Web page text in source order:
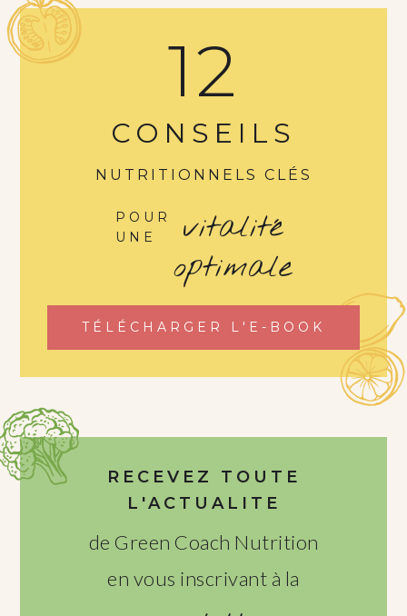
12
CONSEILS
NUTRITIONNELS CLÉS
POUR
UNE
vitalité
optimale
TÉLÉCHARGER L'E-BOOK
RECEVEZ TOUTE
L'ACTUALITE
de Green Coach Nutrition
en vous inscrivant à la